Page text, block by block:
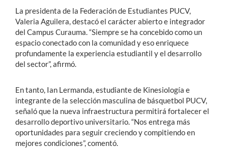
La presidenta de la Federación de Estudiantes PUCV,
Valeria Aguilera, destacó el carácter abierto e integrador
del Campus Curauma. “Siempre se ha concebido como un
espacio conectado con la comunidad y eso enriquece
profundamente la experiencia estudiantil y el desarrollo
del sector”, afirmó.
En tanto, Ian Lermanda, estudiante de Kinesiología e
integrante de la selección masculina de básquetbol PUCV,
señaló que la nueva infraestructura permitirá fortalecer el
desarrollo deportivo universitario. “Nos entrega más
oportunidades para seguir creciendo y compitiendo en
mejores condiciones”, comentó.